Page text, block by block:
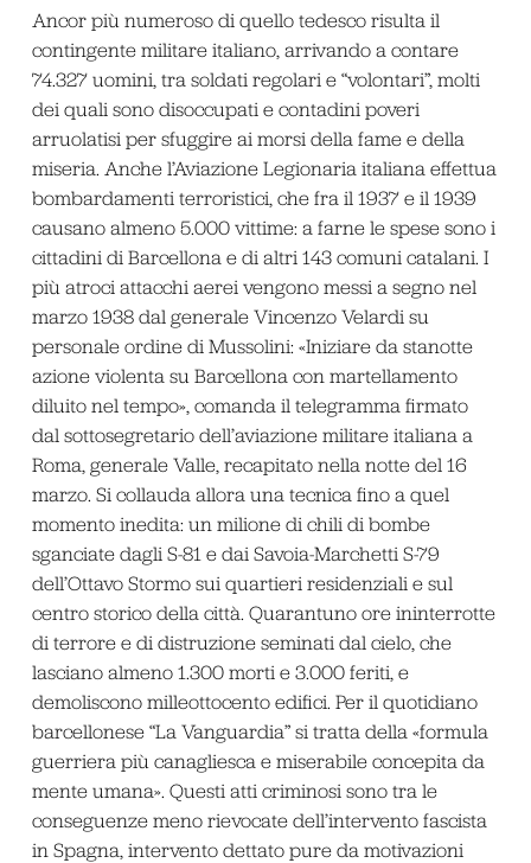
Ancor più numeroso di quello tedesco risulta il
contingente militare italiano, arrivando a contare
74.327 uomini, tra soldati regolari e “volontari”, molti
dei quali sono disoccupati e contadini poveri
arruolatisi per sfuggire ai morsi della fame e della
miseria. Anche l’Aviazione Legionaria italiana effettua
bombardamenti terroristici, che fra il 1937 e il 1939
causano almeno 5.000 vittime: a farne le spese sono i
cittadini di Barcellona e di altri 143 comuni catalani. I
più atroci attacchi aerei vengono messi a segno nel
marzo 1938 dal generale Vincenzo Velardi su
personale ordine di Mussolini: «Iniziare da stanotte
azione violenta su Barcellona con martellamento
diluito nel tempo», comanda il telegramma firmato
dal sottosegretario dell’aviazione militare italiana a
Roma, generale Valle, recapitato nella notte del 16
marzo. Si collauda allora una tecnica fino a quel
momento inedita: un milione di chili di bombe
sganciate dagli S-81 e dai Savoia-Marchetti S-79
dell’Ottavo Stormo sui quartieri residenziali e sul
centro storico della città. Quarantuno ore ininterrotte
di terrore e di distruzione seminati dal cielo, che
lasciano almeno 1.300 morti e 3.000 feriti, e
demoliscono milleottocento edifici. Per il quotidiano
barcellonese “La Vanguardia” si tratta della «formula
guerriera più canagliesca e miserabile concepita da
mente umana». Questi atti criminosi sono tra le
conseguenze meno rievocate dell’intervento fascista
in Spagna, intervento dettato pure da motivazioni